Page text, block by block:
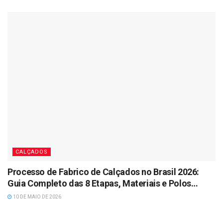
CALÇADOS
Processo de Fabrico de Calçados no Brasil 2026:
Guia Completo das 8 Etapas, Materiais e Polos
Industriais
10 DE MAIO DE 2026